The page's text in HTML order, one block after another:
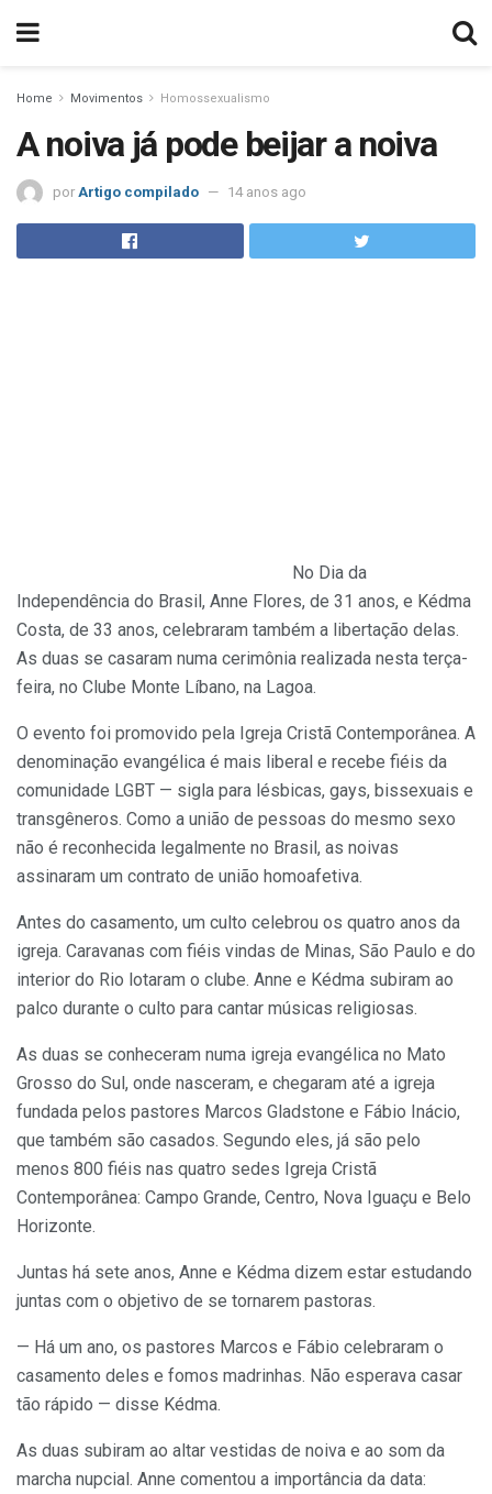
Home Movimentos Homossexualismo
A noiva já pode beijar a noiva
por Artigo compilado 14 anos ago
No Dia da
Independência do Brasil, Anne Flores, de 31 anos, e Kédma
Costa, de 33 anos, celebraram também a libertação delas.
As duas se casaram numa cerimônia realizada nesta terça-
feira, no Clube Monte Líbano, na Lagoa.
O evento foi promovido pela Igreja Cristã Contemporânea. A
denominação evangélica é mais liberal e recebe fiéis da
comunidade LGBT — sigla para lésbicas, gays, bissexuais e
transgêneros. Como a união de pessoas do mesmo sexo
não é reconhecida legalmente no Brasil, as noivas
assinaram um contrato de união homoafetiva.
Antes do casamento, um culto celebrou os quatro anos da
igreja. Caravanas com fiéis vindas de Minas, São Paulo e do
interior do Rio lotaram o clube. Anne e Kédma subiram ao
palco durante o culto para cantar músicas religiosas.
As duas se conheceram numa igreja evangélica no Mato
Grosso do Sul, onde nasceram, e chegaram até a igreja
fundada pelos pastores Marcos Gladstone e Fábio Inácio,
que também são casados. Segundo eles, já são pelo
menos 800 fiéis nas quatro sedes Igreja Cristã
Contemporânea: Campo Grande, Centro, Nova Iguaçu e Belo
Horizonte.
Juntas há sete anos, Anne e Kédma dizem estar estudando
juntas com o objetivo de se tornarem pastoras.
— Há um ano, os pastores Marcos e Fábio celebraram o
casamento deles e fomos madrinhas. Não esperava casar
tão rápido — disse Kédma.
As duas subiram ao altar vestidas de noiva e ao som da
marcha nupcial. Anne comentou a importância da data: